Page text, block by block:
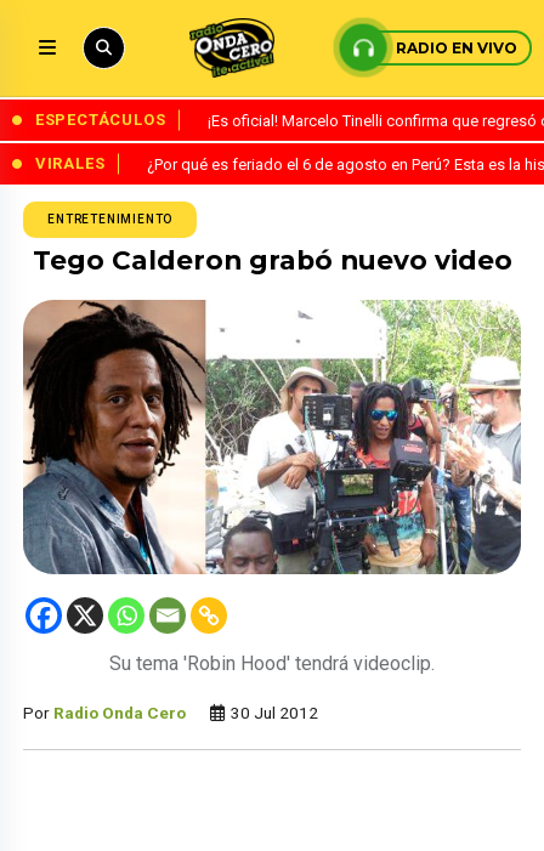
RADIO EN VIVO
ESPECTÁCULOS ¡Es oficial! Marcelo Tinelli confirma que
VIRALES ¿Por qué es feriado el 6 de agosto en Perú? Esta es la
ENTRETENIMIENTO
Tego Calderon grabó nuevo video
Su tema 'Robin Hood' tendrá videoclip.
Por Radio Onda Cero 30 Jul 2012